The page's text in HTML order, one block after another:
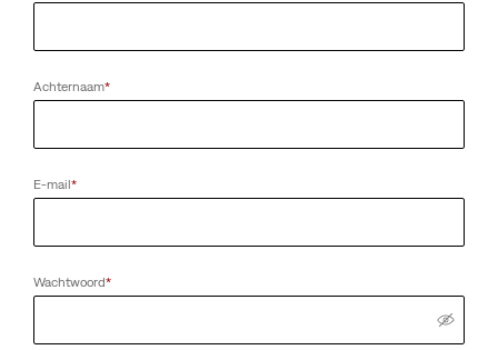
Achternaam*
E-mail*
Wachtwoord*